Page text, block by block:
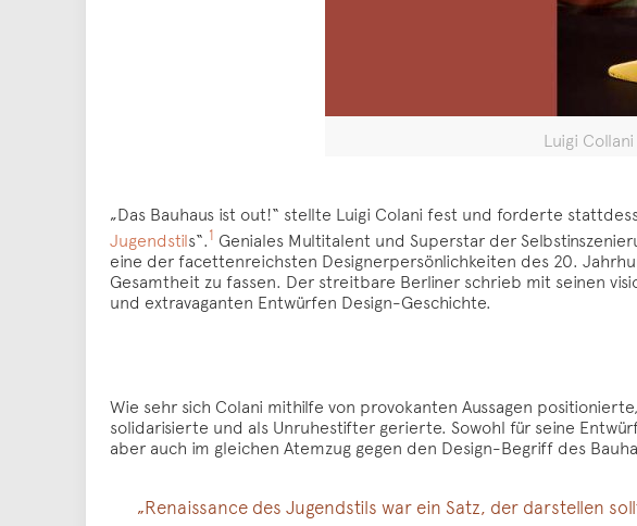
Luigi
„Das Bauhaus ist out!“ stellte Luigi Colani fest und forderte
Jugendstils“.1 Geniales Multitalent und Superstar der
eine der facettenreichsten Designerpersönlichkeiten des 20.
Gesamtheit zu fassen. Der streitbare Berliner schrieb mit seinen
und extravaganten Entwürfen Design-Geschichte.
Wie sehr sich Colani mithilfe von provokanten Aussagen
solidarisierte und als Unruhestifter gerierte. Sowohl für seine
aber auch im gleichen Atemzug gegen den Design-Begriff des
„Renaissance des Jugendstils war ein Satz, der darstellen